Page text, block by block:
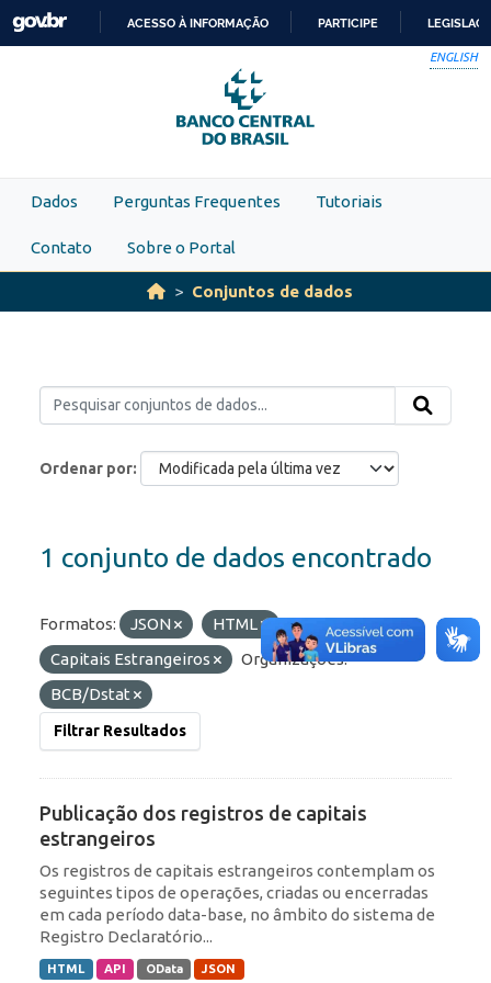
Skip to main content
PARA
O
CONTEÚDO
ACESSO À INFORMAÇÃO PARTICIPE
ENGLISH
Dados Perguntas Frequentes Tutoriais
Contato Sobre o Portal
Conjuntos de dados
Ordenar por
1 conjunto de dados encontrado
Formatos: JSON HTML
Etiquetas:
Capitais Estrangeiros
Organizações:
BCB/Dstat
Filtrar Resultados
Publicação dos registros de capitais
estrangeiros
Os registros de capitais estrangeiros contemplam os
seguintes tipos de operações, criadas ou encerradas
em cada período data-base, no âmbito do sistema de
Registro Declaratório...
HTML API OData JSON